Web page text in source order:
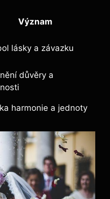
Význam
lásky a závazku
důvěry a
harmonie a jednoty